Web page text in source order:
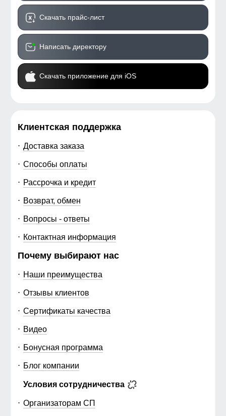
Скачать прайс-лист
Написать директору
Скачать приложение для iOS
Клиентская поддержка
Доставка заказа
Способы оплаты
Рассрочка и кредит
Возврат, обмен
Вопросы - ответы
Контактная информация
Почему выбирают нас
Наши преимущества
Отзывы клиентов
Сертификаты качества
Видео
Бонусная программа
Блог компании
Условия сотрудничества
Организаторам СП